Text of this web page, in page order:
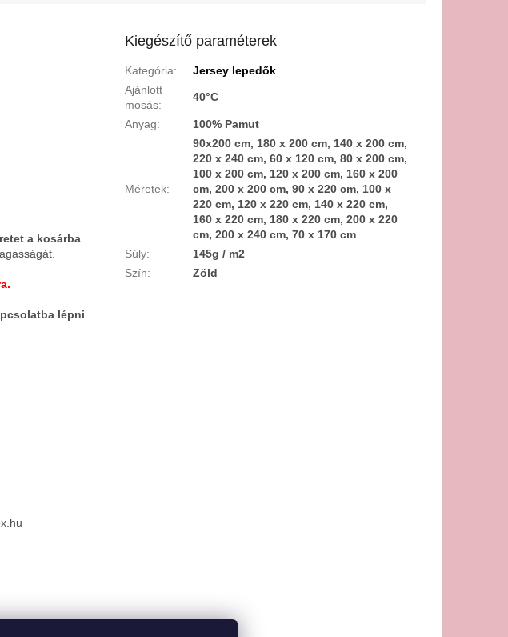
a kosárba
lépni
Kiegészítő paraméterek
Kategória:
Jersey lepedők
Ajánlott
mosás:
40°C
Anyag: 100% Pamut
Méretek:
90x200 cm, 180 x 200 cm, 140 x 200 cm,
220 x 240 cm, 60 x 120 cm, 80 x 200 cm,
100 x 200 cm, 120 x 200 cm, 160 x 200
cm, 200 x 200 cm, 90 x 220 cm, 100 x
220 cm, 120 x 220 cm, 140 x 220 cm,
160 x 220 cm, 180 x 220 cm, 200 x 220
cm, 200 x 240 cm, 70 x 170 cm
Súly:
145g / m2
Szín: Zöld